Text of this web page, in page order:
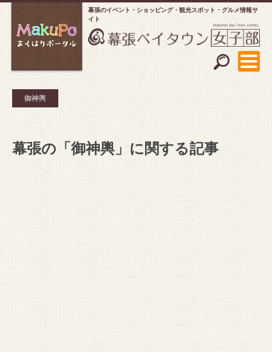
幕張のイベント・ショッピング
観光スポット・グルメ情報サ
イト
御神輿
幕張の「御神輿」に関する記事